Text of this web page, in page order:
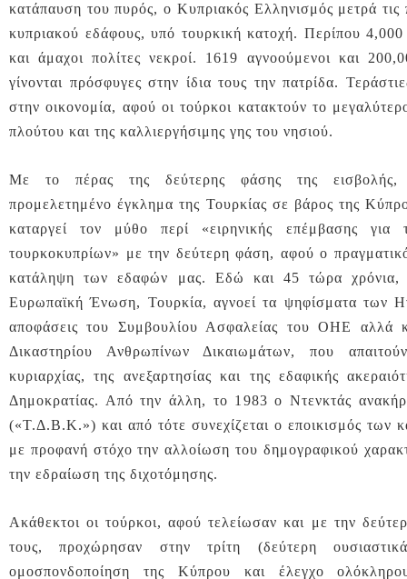
κατάπαυση του πυρός, ο Κυπριακός Ελληνισμός μετρά τις
κυπριακού εδάφους, υπό τουρκική κατοχή. Περίπου 4,000
και άμαχοι πολίτες νεκροί. 1619 αγνοούμενοι και
γίνονται πρόσφυγες στην ίδια τους την πατρίδα.
στην οικονομία, αφού οι τούρκοι κατακτούν το
πλούτου και της καλλιεργήσιμης γης του νησιού.
Με το πέρας της δεύτερης φάσης της εισβολής,
προμελετημένο έγκλημα της Τουρκίας σε βάρος της
καταργεί τον μύθο περί «ειρηνικής επέμβασης για
τουρκοκυπρίων» με την δεύτερη φάση, αφού ο
κατάληψη των εδαφών μας. Εδώ και 45 τώρα χρόνια,
Ευρωπαϊκή Ένωση, Τουρκία, αγνοεί τα ψηφίσματα των
αποφάσεις του Συμβουλίου Ασφαλείας του ΟΗΕ αλλά
Δικαστηρίου Ανθρωπίνων Δικαιωμάτων, που
κυριαρχίας, της ανεξαρτησίας και της εδαφικής
Δημοκρατίας. Από την άλλη, το 1983 ο Ντενκτάς
(«Τ.Δ.Β.Κ.») και από τότε συνεχίζεται ο εποικισμός των
με προφανή στόχο την αλλοίωση του δημογραφικού
την εδραίωση της διχοτόμησης.
Ακάθεκτοι οι τούρκοι, αφού τελείωσαν και με την
τους, προχώρησαν στην τρίτη (δεύτερη
ομοσπονδοποίηση της Κύπρου και έλεγχο